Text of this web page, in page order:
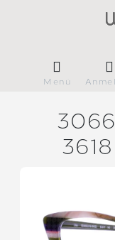
Menü
3066